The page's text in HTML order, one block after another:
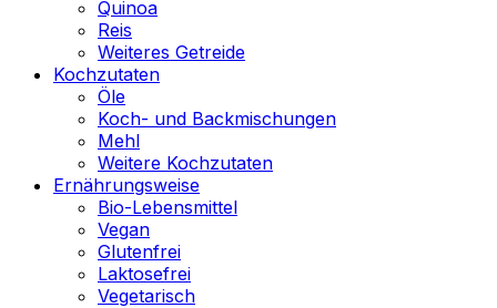
Quinoa
Reis
Weiteres Getreide
Kochzutaten
Öle
Koch- und Backmischungen
Mehl
Weitere Kochzutaten
Ernährungsweise
Bio-Lebensmittel
Vegan
Glutenfrei
Laktosefrei
Vegetarisch